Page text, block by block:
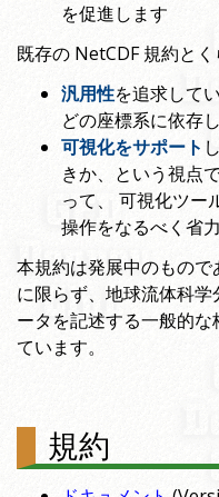
を促進します
既存の NetCDF 規約とく
汎用性を追求して
どの座標系に依存
可視化をサポート
きか、という視点
って、 可視化ツー
操作をなるべく省
本規約は発展中のもの
に限らず、地球流体科
ータを記述する一般的
ています。
規約